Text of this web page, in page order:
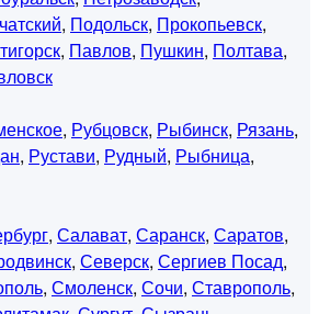
, Подольск, Прокопьевск,
, Павлов, Пушкин, Полтава,
, Рубцовск, Рыбинск, Рязань,
, Рустави, Рудный, Рыбница,
, Салават, Саранск, Саратов,
, Северск, Сергиев Посад,
, Смоленск, Сочи, Ставрополь,